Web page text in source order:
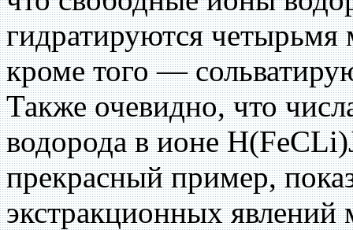
гидратируются
кроме того —
Также очевидно, что
водорода в ионе
прекрасный пример,
экстракционных явлений